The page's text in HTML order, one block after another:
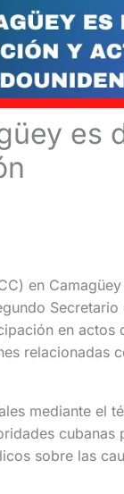
es
en
en actos
relacionadas
mediante el
cubanas
sobre las